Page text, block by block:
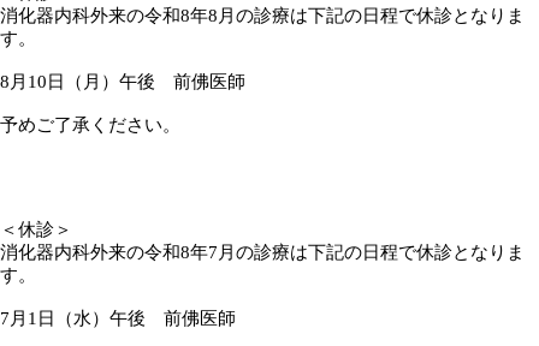
消化器内科外来の令和8年8月の診療は下記の日程で休診となりま
す。
8月10日（月）午後 前佛医師
予めご了承ください。
＜休診＞
消化器内科外来の令和8年7月の診療は下記の日程で休診となりま
す。
7月1日（水）午後 前佛医師